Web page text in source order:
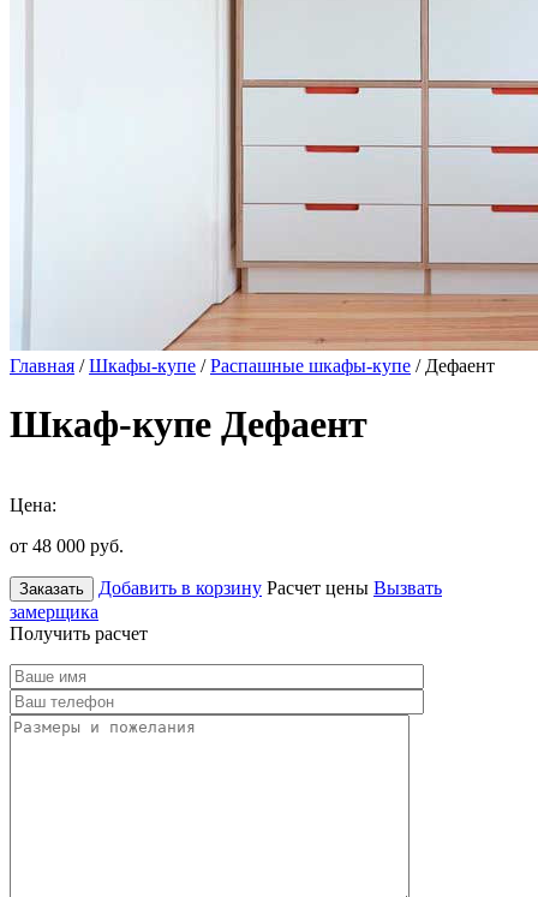
Главная /Шкафы-купе /Распашные шкафы-купе / Дефаент
Шкаф-купе Дефаент
Цена:
от 48 000 руб.
Заказать Добавить в корзину Расчет цены Вызвать
замерщика
Получить расчет